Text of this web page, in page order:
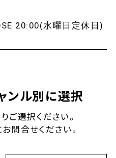
20:00(水曜日定休日)
ンル別に選択
ご選択ください。
お問合せください。